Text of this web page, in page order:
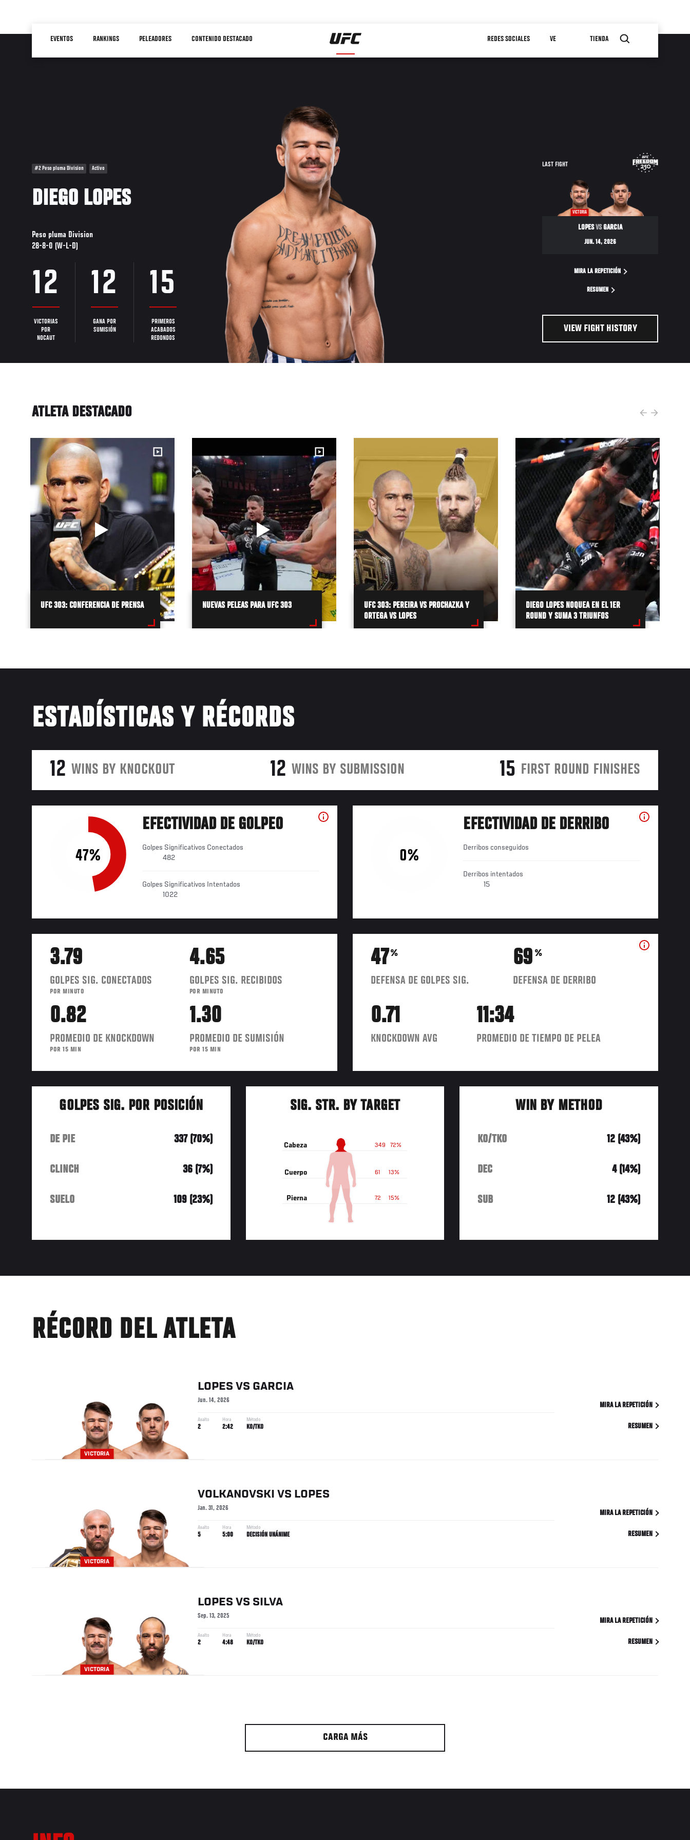
navigation
EVENTOS RANKINGS PELEADORES CONTENIDO DESTACADO REDES SOCIALES VE TIENDA
#2 Peso pluma Division Activo
DIEGO LOPES
Peso pluma Division
28-8-0 (W-L-D)
12
VICTORIAS
POR
NOCAUT
12
GANA POR
SUMISIÓN
15
PRIMEROS
ACABADOS
REDONDOS
LAST FIGHT
VICTORIA
LOPESVSGARCIA
JUN. 14, 2026
MIRA LA REPETICIÓN
RESUMEN
VIEW FIGHT HISTORY
ATLETA DESTACADO
UFC 303: CONFERENCIA DE PRENSA NUEVAS PELEAS PARA UFC 303
UFC 303: PEREIRA VS PROCHAZKA Y
ORTEGA VS LOPES
DIEGO LOPES NOQUEA EN EL 1ER
ROUND Y SUMA 3 TRIUNFOS
ESTADÍSTICAS Y RÉCORDS
12 WINS BY KNOCKOUT 12 WINS BY SUBMISSION 15 FIRST ROUND FINISHES
47%
EFECTIVIDAD DE GOLPEO
Golpes Significativos Conectados
482
Golpes Significativos Intentados
1022
0%
EFECTIVIDAD DE DERRIBO
Derribos conseguidos
Derribos intentados
15
3.79
GOLPES SIG. CONECTADOS
POR MINUTO
4.65
GOLPES SIG. RECIBIDOS
POR MINUTO
0.82
PROMEDIO DE KNOCKDOWN
POR 15 MIN
1.30
PROMEDIO DE SUMISIÓN
POR 15 MIN
47%
DEFENSA DE GOLPES SIG.
69 %
DEFENSA DE DERRIBO
0.71
KNOCKDOWN AVG
11:34
PROMEDIO DE TIEMPO DE PELEA
GOLPES SIG. POR POSICIÓN
DE PIE 337 (70%)
CLINCH 36 (7%)
SUELO 109 (23%)
SIG. STR. BY TARGET
72%
349
Cabeza
13%
61
Cuerpo
15%
72
Pierna
WIN BY METHOD
KO/TKO 12 (43%)
DEC 4 (14%)
SUB 12 (43%)
RÉCORD DEL ATLETA
VICTORIA
LOPES VS GARCIA
Jun. 14, 2026
Asalto
2
Hora
2:42
Método
KO/TKO
MIRA LA REPETICIÓN
RESUMEN
VICTORIA
VOLKANOVSKI VS LOPES
Jan. 31, 2026
Asalto
5
Hora
5:00
Método
DECISIÓN UNÁNIME
MIRA LA REPETICIÓN
RESUMEN
VICTORIA
LOPES VS SILVA
Sep. 13, 2025
Asalto
2
Hora
4:48
Método
KO/TKO
MIRA LA REPETICIÓN
RESUMEN
CARGA MÁS